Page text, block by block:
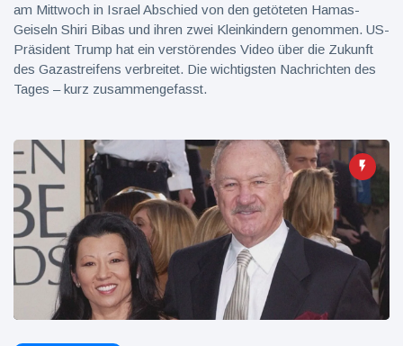
am Mittwoch in Israel Abschied von den getöteten Hamas-
Geiseln Shiri Bibas und ihren zwei Kleinkindern genommen. US-
Präsident Trump hat ein verstörendes Video über die Zukunft
des Gazastreifens verbreitet. Die wichtigsten Nachrichten des
Tages – kurz zusammengefasst.